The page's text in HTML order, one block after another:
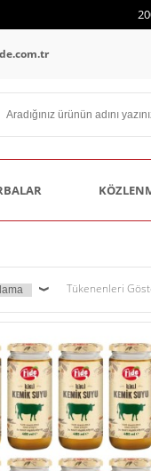
Tükenenleri